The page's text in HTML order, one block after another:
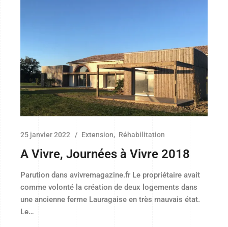
25 janvier 2022 Extension Réhabilitation
A Vivre, Journées à Vivre 2018
Parution dans avivremagazine.fr Le propriétaire avait
comme volonté la création de deux logements dans
une ancienne ferme Lauragaise en très mauvais état.
Le…